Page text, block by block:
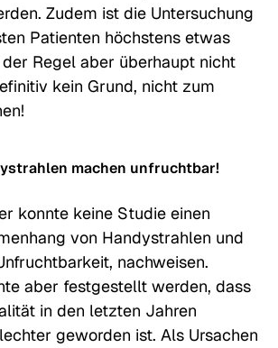
Zudem ist die Untersuchung
Patienten höchstens etwas
Regel aber überhaupt nicht
kein Grund, nicht zum
machen unfruchtbar!
konnte keine Studie einen
von Handystrahlen und
nachweisen.
aber festgestellt werden, dass
in den letzten Jahren
geworden ist. Als Ursachen